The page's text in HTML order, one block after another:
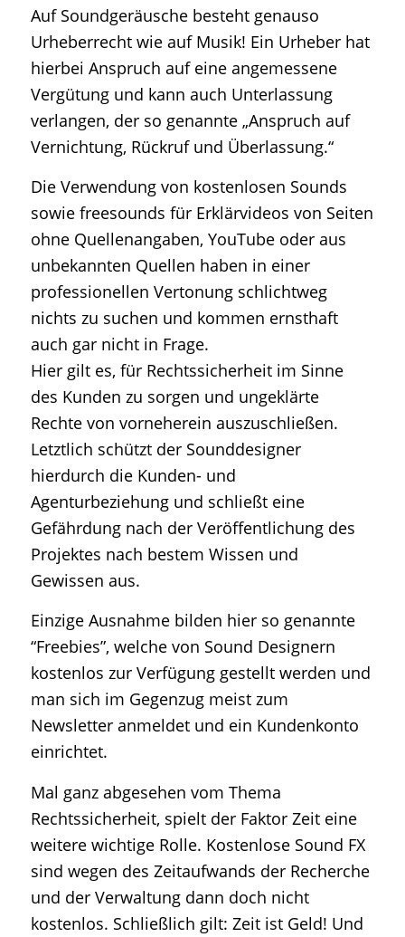
Auf Soundgeräusche besteht genauso
Urheberrecht wie auf Musik! Ein Urheber hat
hierbei Anspruch auf eine angemessene
Vergütung und kann auch Unterlassung
verlangen, der so genannte „Anspruch auf
Vernichtung, Rückruf und Überlassung.“
Die Verwendung von kostenlosen Sounds
sowie freesounds für Erklärvideos von Seiten
ohne Quellenangaben, YouTube oder aus
unbekannten Quellen haben in einer
professionellen Vertonung schlichtweg
nichts zu suchen und kommen ernsthaft
auch gar nicht in Frage.
Hier gilt es, für Rechtssicherheit im Sinne
des Kunden zu sorgen und ungeklärte
Rechte von vorneherein auszuschließen.
Letztlich schützt der Sounddesigner
hierdurch die Kunden- und
Agenturbeziehung und schließt eine
Gefährdung nach der Veröffentlichung des
Projektes nach bestem Wissen und
Gewissen aus.
Einzige Ausnahme bilden hier so genannte
“Freebies”, welche von Sound Designern
kostenlos zur Verfügung gestellt werden und
man sich im Gegenzug meist zum
Newsletter anmeldet und ein Kundenkonto
einrichtet.
Mal ganz abgesehen vom Thema
Rechtssicherheit, spielt der Faktor Zeit eine
weitere wichtige Rolle. Kostenlose Sound FX
sind wegen des Zeitaufwands der Recherche
und der Verwaltung dann doch nicht
kostenlos. Schließlich gilt: Zeit ist Geld! Und